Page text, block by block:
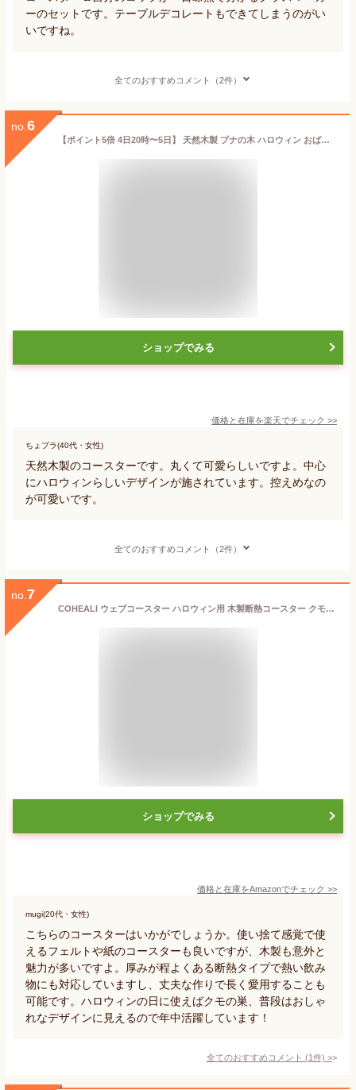
ーのセットです。テーブルデコレートもできてしまうのがい
いですね。
全てのおすすめコメント（2件）
no. 6
【ポイント5倍 4日20時〜5日】 天然木製 ブナの木 ハロウィン おばけコースター 茶たく 茶托 おしゃれ ゴースト かぼちゃ カボチャ ホームパーティ ハロウィーン オリジナル 食器
ショップでみる
価格と在庫を楽天でチェック >>
ちょプラ(40代・女性)
天然木製のコースターです。丸くて可愛らしいですよ。中心
にハロウィンらしいデザインが施されています。控えめなの
が可愛いです。
全てのおすすめコメント（2件）
no. 7
COHEALI ウェブコースター ハロウィン用 木製断熱コースター クモの巣デザイン テーブル保護パッド キッチン ホームデコレーション 1セット
ショップでみる
価格と在庫をAmazonでチェック >>
mugi(20代・女性)
こちらのコースターはいかがでしょうか。使い捨て感覚で使
えるフェルトや紙のコースターも良いですが、木製も意外と
魅力が多いですよ。厚みが程よくある断熱タイプで熱い飲み
物にも対応していますし、丈夫な作りで長く愛用することも
可能です。ハロウィンの日に使えばクモの巣、普段はおしゃ
れなデザインに見えるので年中活躍しています！
全てのおすすめコメント (1件) >